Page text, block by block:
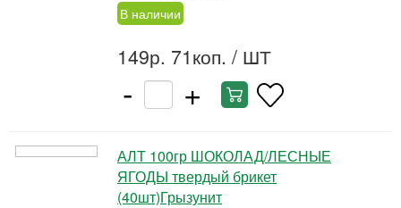
В наличии
149р. 71коп. / ШТ
- +
АЛТ 100гр ШОКОЛАД/ЛЕСНЫЕ
ЯГОДЫ твердый брикет
(40шт)Грызунит